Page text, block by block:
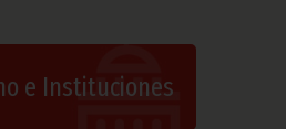
e Instituciones